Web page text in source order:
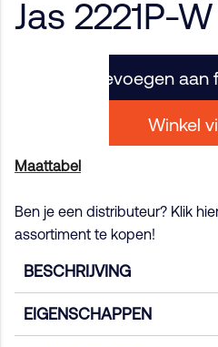
Jas 2221P-
Toevoegen
Winkel
Maattabel
Ben je een distributeur? Klik
assortiment te kopen!
BESCHRIJVING
EIGENSCHAPPEN